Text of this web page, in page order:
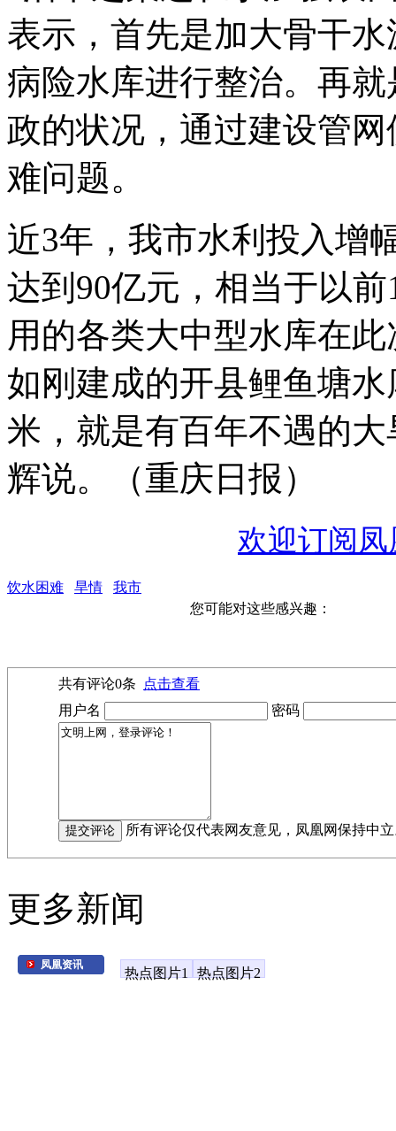
表示，首先是加大骨干
病险水库进行整治。再
政的状况，通过建设管
难问题。
近3年，我市水利投入增
达到90亿元，相当于以
用的各类大中型水库在
如刚建成的开县鲤鱼塘
米，就是有百年不遇的
辉说。（重庆日报 ）
欢迎订阅
饮水困难 旱情
我市
您可能对这些感兴趣：
共有评论0条
点击查看
用户名
密码
所有评论仅代表网友意见，凤凰网保持中
更多新闻
凤凰资讯
热点图片1 热点图片2